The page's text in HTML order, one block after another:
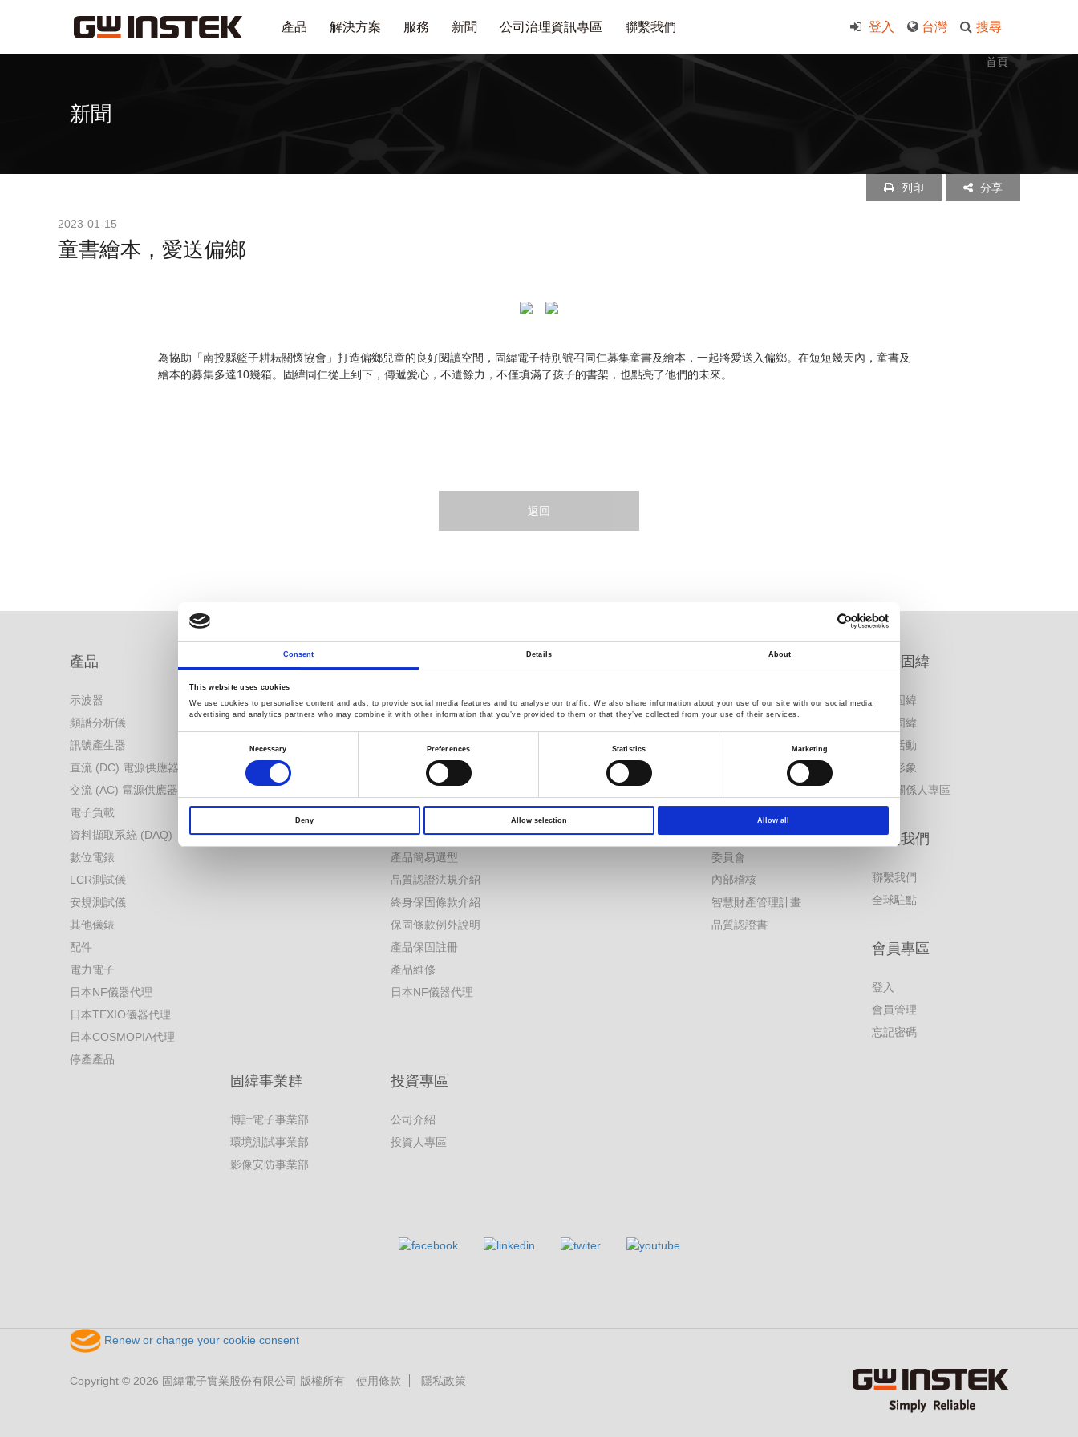
Consent Details About
This website uses cookies
We use cookies to personalise content and ads, to provide social media features and to analyse our traffic. We also share information about your use of our site with our social media,
advertising and analytics partners who may combine it with other information that you’ve provided to them or that they’ve collected from your use of their services.
Necessary Preferences Statistics Marketing
Deny Allow selection Allow all
產品 解決方案 服務 新聞 公司治理資訊專區 聯繫我們 搜尋
台灣
登入
新聞
首頁
列印 分享
2023-01-15
童書繪本，愛送偏鄉
為協助「南投縣籃子耕耘關懷協會」打造偏鄉兒童的良好閱讀空間，固緯電子特別號召同仁募集童書及繪本，一起將愛送入偏鄉。在短短幾天內，童書及
繪本的募集多達10幾箱。固緯同仁從上到下，傳遞愛心，不遺餘力，不僅填滿了孩子的書架，也點亮了他們的未來。
返回
產品
示波器
頻譜分析儀
訊號產生器
直流 (DC) 電源供應器
交流 (AC) 電源供應器
電子負載
資料擷取系統 (DAQ)
數位電錶
LCR測試儀
安規測試儀
其他儀錶
配件
電力電子
日本NF儀器代理
日本TEXIO儀器代理
日本COSMOPIA代理
停產產品
解決方案
解決方案首頁
電力電子測試解決方案
電池產業測試解決方案
工業4.0虛實整合系統
電源轉換技術測量解決方案
其他解決方案
下載
應用文章
YouTube 頻道
產品型錄下載
產品簡易選型
品質認證法規介紹
終身保固條款介紹
保固條款例外說明
產品保固註冊
產品維修
日本NF儀器代理
新聞
營運訊息
產品促銷活動
研討會資訊
公司治理資訊專區
公司治理
董事會
委員會
內部稽核
智慧財產管理計畫
品質認證書
關於固緯
關於固緯
加入固緯
公益活動
品牌形象
利害關係人專區
聯繫我們
聯繫我們
全球駐點
會員專區
登入
會員管理
忘記密碼
固緯事業群
博計電子事業部
環境測試事業部
影像安防事業部
投資專區
公司介紹
投資人專區
Renew or change your cookie consent
Copyright © 2026 固緯電子實業股份有限公司 版權所有 使用條款 隱私政策